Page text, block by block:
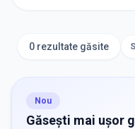
0 rezultate găsite
Nou
Găsești mai ușor